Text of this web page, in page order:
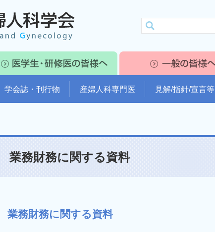
学会誌・刊行物 産婦人科専門医 見解/指針/宣言等
業務財務に関する資料
業務財務に関する資料